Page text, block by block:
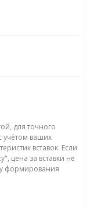
для точного
учётом ваших
вставок. Если
цена за вставки не
формирования